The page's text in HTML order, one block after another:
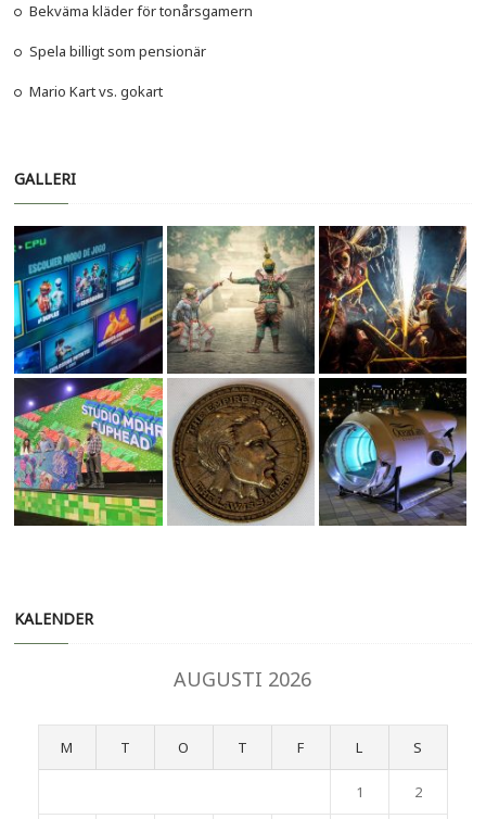
Bekväma kläder för tonårsgamern
Spela billigt som pensionär
Mario Kart vs. gokart
GALLERI
KALENDER
AUGUSTI 2026
M T O T F L S
1 2